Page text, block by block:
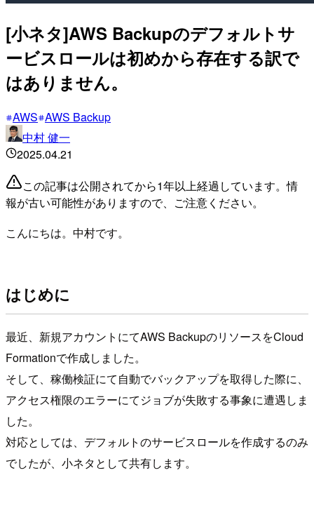
[小ネタ]AWS Backupのデフォルトサ
ービスロールは初めから存在する訳で
はありません。
AWS AWS Backup
中村 健一
2025.04.21
この記事は公開されてから1年以上経過しています。情
報が古い可能性がありますので、ご注意ください。
こんにちは。中村です。
はじめに
最近、新規アカウントにてAWS BackupのリソースをCloud
Formationで作成しました。
そして、稼働検証にて自動でバックアップを取得した際に、
アクセス権限のエラーにてジョブが失敗する事象に遭遇しま
した。
対応としては、デフォルトのサービスロールを作成するのみ
でしたが、小ネタとして共有します。